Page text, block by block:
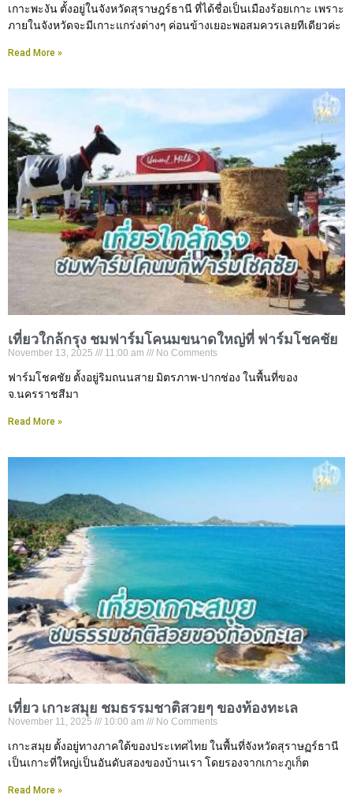
เกาะพะงัน ตั้งอยู่ในจังหวัดสุราษฎร์ธานี ที่ได้ชื่อเป็นเมืองร้อยเกาะ เพราะ
ภายในจังหวัดจะมีเกาะแกร่งต่างๆ ค่อนข้างเยอะพอสมควรเลยทีเดียวค่ะ
Read More »
เที่ยวใกล้กรุง ชมฟาร์มโคนมขนาดใหญ่ที่ ฟาร์มโชคชัย
November 13, 2025 11:00 am No Comments
ฟาร์มโชคชัย ตั้งอยู่ริมถนนสาย มิตรภาพ-ปากช่อง ในพื้นที่ของ
จ.นครราชสีมา
Read More »
เที่ยว เกาะสมุย ชมธรรมชาติสวยๆ ของท้องทะเล
November 11, 2025 10:00 am No Comments
เกาะสมุย ตั้งอยู่ทางภาคใต้ของประเทศไทย ในพื้นที่จังหวัดสุราษฏร์ธานี
เป็นเกาะที่ใหญ่เป็นอันดับสองของบ้านเรา โดยรองจากเกาะภูเก็ต
Read More »